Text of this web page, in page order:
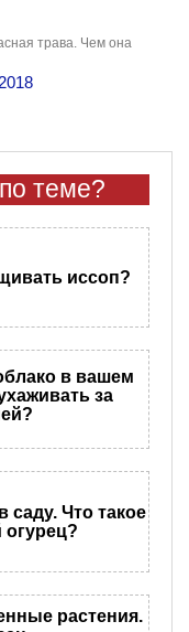
трава. Чем она
теме?
иссоп?
в вашем
за
саду. Что такое
растения.